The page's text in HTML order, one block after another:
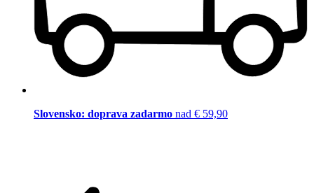
Slovensko: doprava zadarmo nad € 59,90